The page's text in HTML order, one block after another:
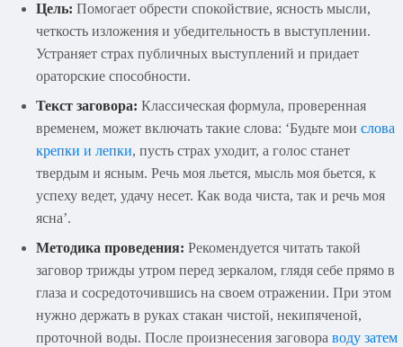
Цель: Помогает обрести спокойствие, ясность мысли,
четкость изложения и убедительность в выступлении.
Устраняет страх публичных выступлений и придает
ораторские способности.
Текст заговора: Классическая формула, проверенная
временем, может включать такие слова: ‘Будьте мои слова
крепки и лепки, пусть страх уходит, а голос станет
твердым и ясным. Речь моя льется, мысль моя бьется, к
успеху ведет, удачу несет. Как вода чиста, так и речь моя
ясна’.
Методика проведения: Рекомендуется читать такой
заговор трижды утром перед зеркалом, глядя себе прямо в
глаза и сосредоточившись на своем отражении. При этом
нужно держать в руках стакан чистой, некипяченой,
проточной воды. После произнесения заговора воду затем